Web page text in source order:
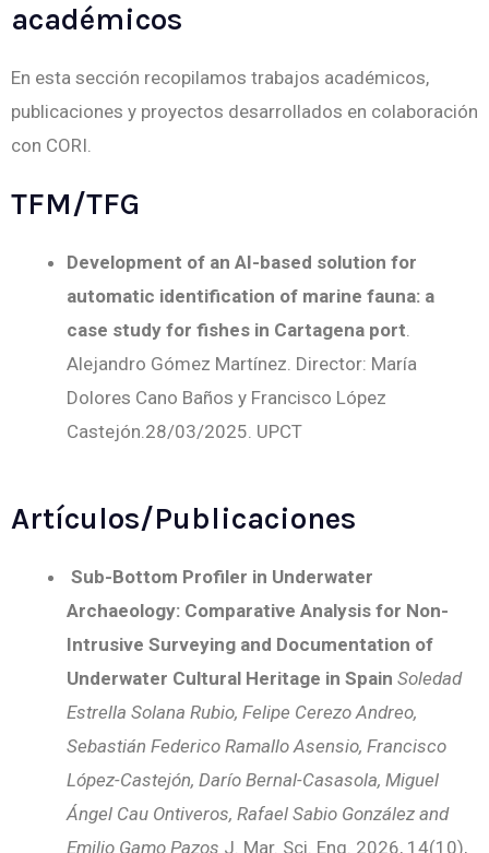
académicos
En esta sección recopilamos trabajos académicos,
publicaciones y proyectos desarrollados en colaboración
con CORI.
TFM/TFG
Development of an AI-based solution for
automatic identification of marine fauna: a
case study for fishes in Cartagena port.
Alejandro Gómez Martínez. Director: María
Dolores Cano Baños y Francisco López
Castejón.28/03/2025. UPCT
Artículos/Publicaciones
Sub-Bottom Profiler in Underwater
Archaeology: Comparative Analysis for Non-
Intrusive Surveying and Documentation of
Underwater Cultural Heritage in Spain Soledad
Estrella Solana Rubio, Felipe Cerezo Andreo,
Sebastián Federico Ramallo Asensio, Francisco
López-Castejón, Darío Bernal-Casasola, Miguel
Ángel Cau Ontiveros, Rafael Sabio González and
Emilio Gamo Pazos J. Mar. Sci. Eng. 2026, 14(10),